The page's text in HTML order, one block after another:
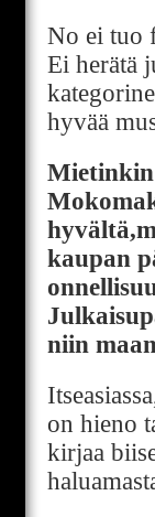
No ei tuo
Ei herätä
hyvää
Mietinkin
kaupan
niin
on hieno
kirjaa